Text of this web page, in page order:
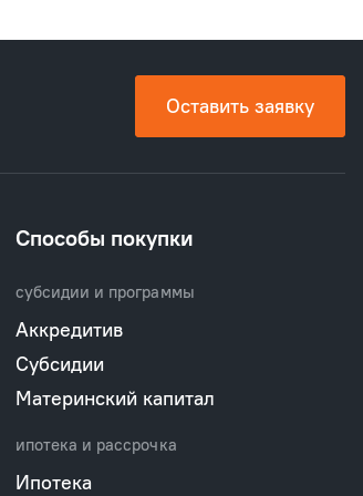
Оставить заявку
Способы покупки
субсидии и программы
Аккредитив
Субсидии
Материнский капитал
ипотека и рассрочка
Ипотека